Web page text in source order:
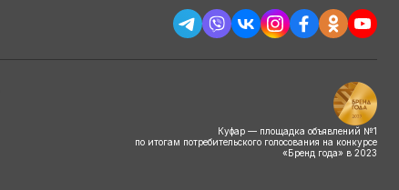
Куфар — площадка объявлений №1
по итогам потребительского голосования на конкурсе
«Бренд года» в 2023